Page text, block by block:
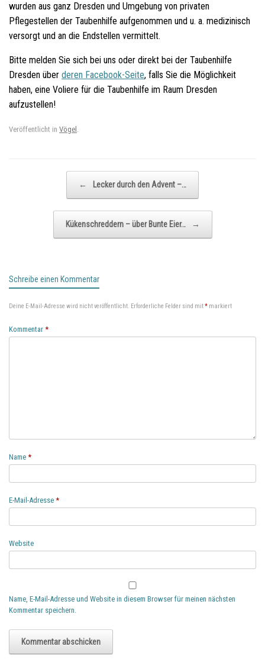
wurden aus ganz Dresden und Umgebung von privaten
Pflegestellen der Taubenhilfe aufgenommen und u. a. medizinisch
versorgt und an die Endstellen vermittelt.
Bitte melden Sie sich bei uns oder direkt bei der Taubenhilfe
Dresden über deren Facebook-Seite, falls Sie die Möglichkeit
haben, eine Voliere für die Taubenhilfe im Raum Dresden
aufzustellen!
Veröffentlicht in Vögel
← Lecker durch den Advent –…
Kükenschreddern – über Bunte Eier… →
Schreibe einen Kommentar
Deine E-Mail-Adresse wird nicht veröffentlicht. Erforderliche Felder sind mit* markiert
Kommentar *
Name *
E-Mail-Adresse *
Website
Name, E-Mail-Adresse und Website in diesem Browser für meinen nächsten
Kommentar speichern.